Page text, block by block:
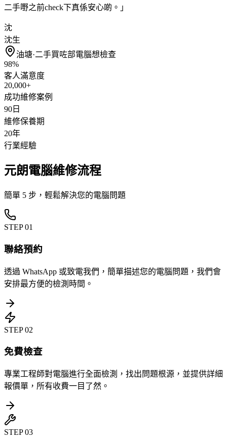
二手嘢之前check下真係安心啲。 」
沈
沈生
油塘·二手買咗部電腦想檢查
98%
客人滿意度
20,000+
成功維修案例
90日
維修保養期
20年
行業經驗
元朗電腦維修流程
簡單 5 步，輕鬆解決您的電腦問題
STEP01
聯絡預約
透過 WhatsApp 或致電我們，簡單描述您的電腦問題，我們會
安排最方便的檢測時間。
STEP02
免費檢查
專業工程師對電腦進行全面檢測，找出問題根源，並提供詳細
報價單，所有收費一目了然。
STEP03